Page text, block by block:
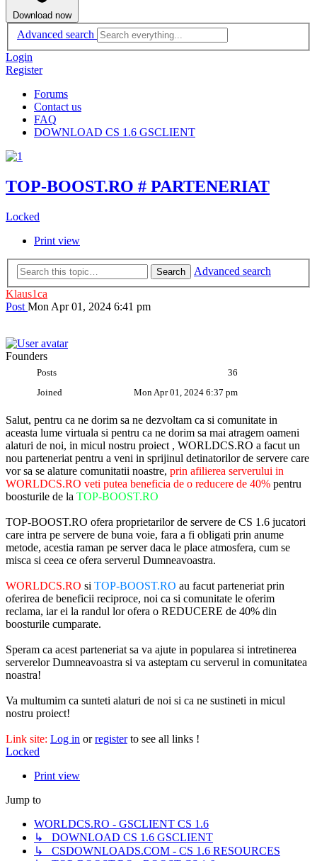
Download now
Advanced search
Login
Register
Forums
Contact us
FAQ
DOWNLOAD CS 1.6 GSCLIENT
TOP-BOOST.RO # PARTENERIAT
Locked
Print view
Search
Advanced search
Klaus1ca
Post Mon Apr 01, 2024 6:41 pm
Founders
Posts
36
Joined
Mon Apr 01, 2024 6:37 pm
Salut, pentru ca ne dorim sa ne dezvoltam ca si comunitate in
aceasta lume virtuala si pentru ca ne dorim sa mai atragem oameni
alaturi de noi, in micul nostru proiect , WORLDCS.RO a facut un
nou parteneriat pentru a veni in sprijinul detinatorilor de servere care
vor sa se alature comunitatii noastre, prin afilierea serverului in
WORLDCS.RO veti putea beneficia de o reducere de 40% pentru
boosturile de la TOP-BOOST.RO
TOP-BOOST.RO ofera proprietarilor de servere de CS 1.6 jucatori
care intra pe servere de buna voie, fara a fi obligati prin anume
metode, acestia raman pe server daca le place atmosfera, cum se
misca si ceea ce ofera serverul Dumneavoastra.
WORLDCS.RO si TOP-BOOST.RO au facut parteneriat prin
oferirea de beneficii reciproce, noi ca si comunitate le oferim
reclama, iar ei la randul lor ofera o REDUCERE de 40% din
boosturile cumparate.
Speram ca acest parteneriat sa va ajute in popularea si intretinerea
serverelor Dumneavoastra si va asteptam cu serverul in comunitatea
noastra!
Va multumim ca sunteti alaturi de noi si ca ne sustineti in micul
nostru proiect!
Link site: Log in orregisterto see all links !
Locked
Print view
Jump to
WORLDCS.RO - GSCLIENT CS 1.6
↳ DOWNLOAD CS 1.6 GSCLIENT
↳ CSDOWNLOADS.COM - CS 1.6 RESOURCES